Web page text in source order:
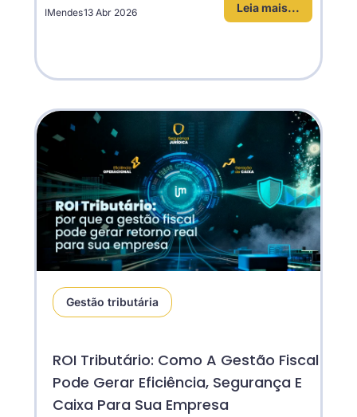
Leia mais...
IMendes13 Abr 2026
Gestão tributária
ROI Tributário: Como A Gestão Fiscal
Pode Gerar Eficiência, Segurança E
Caixa Para Sua Empresa